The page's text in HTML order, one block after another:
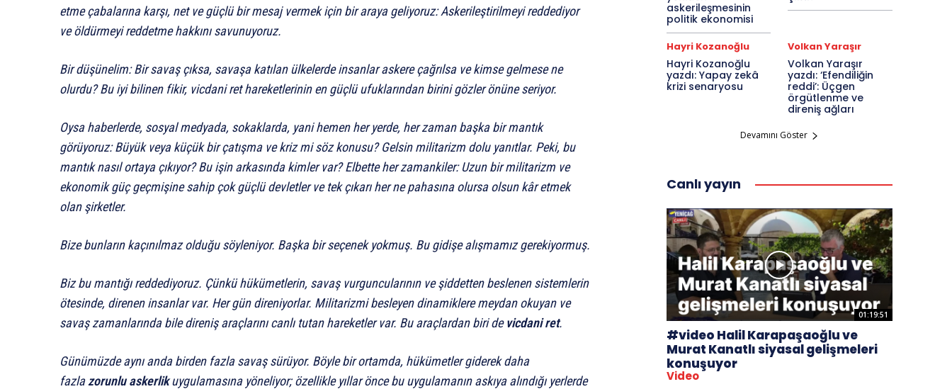
etme çabalarına karşı, net ve güçlü bir mesaj vermek için bir araya geliyoruz: Askerileştirilmeyi reddediyor
ve öldürmeyi reddetme hakkını savunuyoruz.
Bir düşünelim: Bir savaş çıksa, savaşa katılan ülkelerde insanlar askere çağrılsa ve kimse gelmese ne
olurdu? Bu iyi bilinen fikir, vicdani ret hareketlerinin en güçlü ufuklarından birini gözler önüne seriyor.
Oysa haberlerde, sosyal medyada, sokaklarda, yani hemen her yerde, her zaman başka bir mantık
görüyoruz: Büyük veya küçük bir çatışma ve kriz mi söz konusu? Gelsin militarizm dolu yanıtlar. Peki, bu
mantık nasıl ortaya çıkıyor? Bu işin arkasında kimler var? Elbette her zamankiler: Uzun bir militarizm ve
ekonomik güç geçmişine sahip çok güçlü devletler ve tek çıkarı her ne pahasına olursa olsun kâr etmek
olan şirketler.
Bize bunların kaçınılmaz olduğu söyleniyor. Başka bir seçenek yokmuş. Bu gidişe alışmamız gerekiyormuş.
Biz bu mantığı reddediyoruz. Çünkü hükümetlerin, savaş vurguncularının ve şiddetten beslenen sistemlerin
ötesinde, direnen insanlar var. Her gün direniyorlar. Militarizmi besleyen dinamiklere meydan okuyan ve
savaş zamanlarında bile direniş araçlarını canlı tutan hareketler var. Bu araçlardan biri devicdani ret.
Günümüzde aynı anda birden fazla savaş sürüyor. Böyle bir ortamda, hükümetler giderek daha
fazlazorunlu askerlikuygulamasına yöneliyor; özellikle yıllar önce bu uygulamanın askıya alındığı yerlerde
askerileşmesinin
politik ekonomisi
Hayri Kozanoğlu
Hayri Kozanoğlu
yazdı: Yapay zekâ
krizi senaryosu
Volkan Yaraşır
Volkan Yaraşır
yazdı: ‘Efendiliğin
reddi’: Üçgen
örgütlenme ve
direniş ağları
Devamını Göster
Canlı yayın
01:19:51
#video Halil Karapaşaoğlu ve
Murat Kanatlı siyasal gelişmeleri
konuşuyor
Video